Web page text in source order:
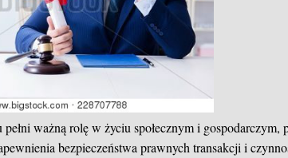
ważną rolę w życiu społecznym i gospodarczym,
bezpieczeństwa prawnych transakcji i